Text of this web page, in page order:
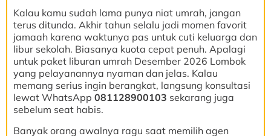
Kalau kamu sudah lama punya niat umrah, jangan
terus ditunda. Akhir tahun selalu jadi momen favorit
jamaah karena waktunya pas untuk cuti keluarga dan
libur sekolah. Biasanya kuota cepat penuh. Apalagi
untuk paket liburan umrah Desember 2026 Lombok
yang pelayanannya nyaman dan jelas. Kalau
memang serius ingin berangkat, langsung konsultasi
lewat WhatsApp 081128900103 sekarang juga
sebelum seat habis.
Banyak orang awalnya ragu saat memilih agen